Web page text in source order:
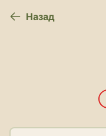
Назад